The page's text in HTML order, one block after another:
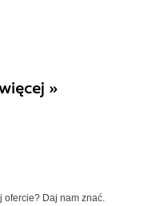
»
ofercie? Daj nam znać.